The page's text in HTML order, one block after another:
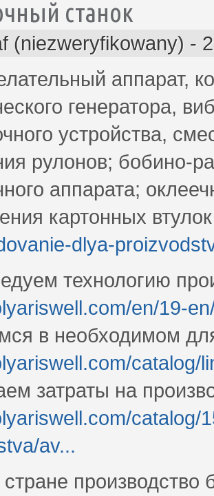
станок
(niezweryfikowany) -
аппарат,
генератора,
устройства,
рулонов; бобино-
аппарата;
картонных
dlya-
технологию
en/19-
в необходимом
catalog/
затраты на
catalog/
av...
производство